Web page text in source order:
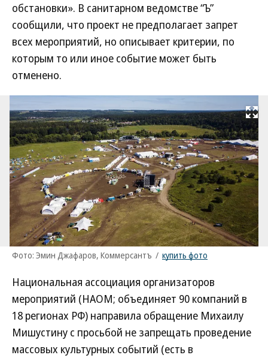
обстановки». В санитарном ведомстве “Ъ”
сообщили, что проект не предполагает запрет
всех мероприятий, но описывает критерии, по
которым то или иное событие может быть
отменено.
Развернуть
Фото: Эмин Джафаров, Коммерсантъ / купить фото
Национальная ассоциация организаторов
мероприятий (НАОМ; объединяет 90 компаний в
18 регионах РФ) направила обращение Михаилу
Мишустину с просьбой не запрещать проведение
массовых культурных событий (есть в